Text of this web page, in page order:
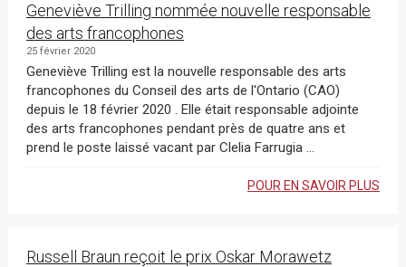
Geneviève Trilling nommée nouvelle responsable
des arts francophones
25 février 2020
Geneviève Trilling est la nouvelle responsable des arts
francophones du Conseil des arts de l'Ontario (CAO)
depuis le 18 février 2020 . Elle était responsable adjointe
des arts francophones pendant près de quatre ans et
prend le poste laissé vacant par Clelia Farrugia ...
POUR EN SAVOIR PLUS
Russell Braun reçoit le prix Oskar Morawetz